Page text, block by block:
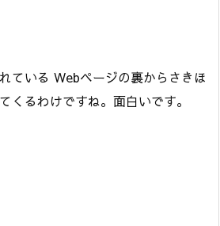
ている Webページの裏からさきほ
くるわけですね。面白いです。